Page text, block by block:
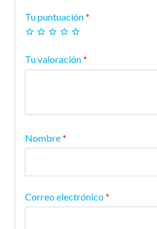
Tu puntuación*
Tu valoración*
Nombre*
Correo electrónico*